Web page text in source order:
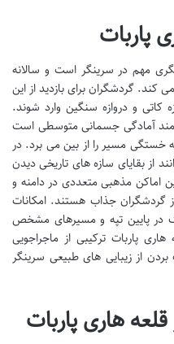
پاربات
مهم در سرینگر است و سالانه
کند. گردشگران برای بازدید از این
کاتی و دروازه سنگین وارد شوند.
آمادگی جسمانی متوسطی است
خستگی مسیر را از بین می برد. در
از بقایای سازه های تاریخی دیدن
اماکن مذهبی متعددی در دامنه و
گردشگران جذاب هستند. امکانات
در پایین تپه و مسیرهای مشخص
پاربات ترکیبی از ماجراجویی
از زیبایی های طبیعی سرینگر
هاری پاربات